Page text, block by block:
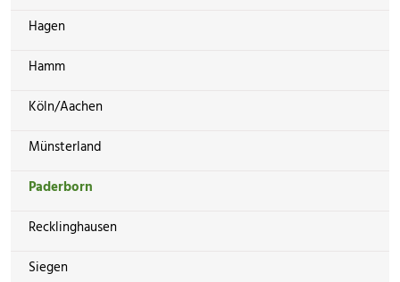
Hagen
Hamm
Köln/Aachen
Münsterland
Paderborn
Recklinghausen
Siegen